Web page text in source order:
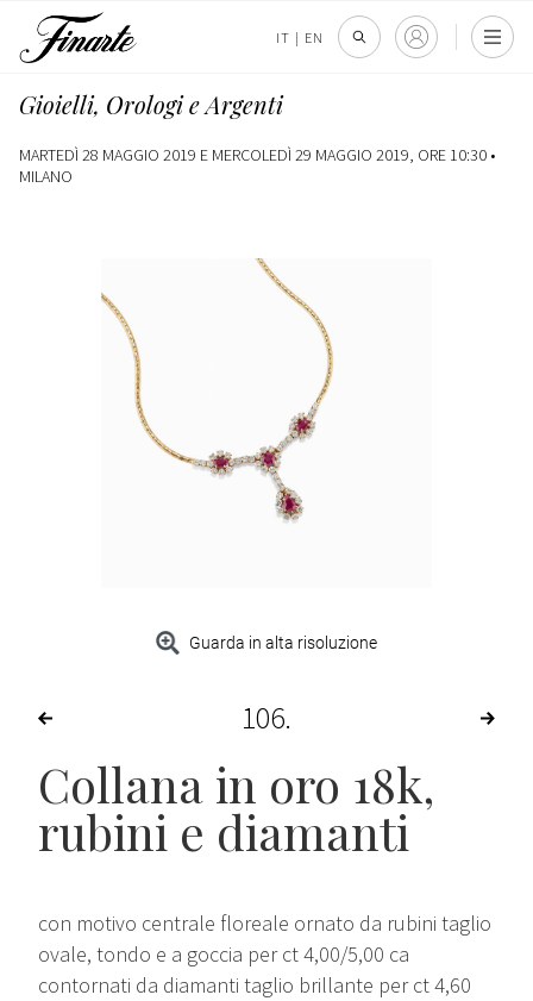
IT | EN
Gioielli, Orologi e Argenti
MARTEDÌ 28 MAGGIO 2019 E MERCOLEDÌ 29 MAGGIO 2019, ORE 10:30 •
MILANO
Guarda in alta risoluzione
106
Collana in oro 18k,
rubini e diamanti
con motivo centrale floreale ornato da rubini taglio
ovale, tondo e a goccia per ct 4,00/5,00 ca
contornati da diamanti taglio brillante per ct 4,60